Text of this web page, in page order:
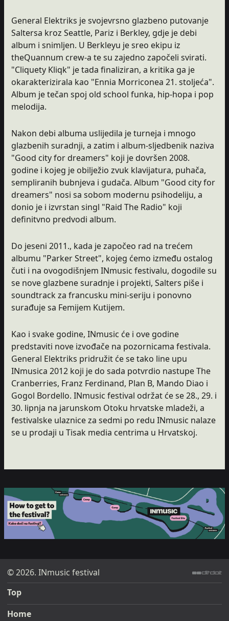
General Elektriks je svojevrsno glazbeno putovanje
Saltersa kroz Seattle, Pariz i Berkley, gdje je debi
album i snimljen. U Berkleyu je sreo ekipu iz
theQuannum crew-a te su zajedno započeli svirati.
"Cliquety Kliqk" je tada finaliziran, a kritika ga je
okarakterizirala kao "Ennia Morriconea 21. stoljeća".
Album je tečan spoj old school funka, hip-hopa i pop
melodija.
Nakon debi albuma uslijedila je turneja i mnogo
glazbenih suradnji, a zatim i album-sljedbenik naziva
"Good city for dreamers" koji je dovršen 2008.
godine i kojeg je obilježio zvuk klavijatura, puhača,
sempliranih bubnjeva i gudača. Album "Good city for
dreamers" nosi sa sobom modernu psihodeliju, a
donio je i izvrstan singl "Raid The Radio" koji
definitvno predvodi album.
Do jeseni 2011., kada je započeo rad na trećem
albumu "Parker Street", kojeg ćemo između ostalog
čuti i na ovogodišnjem INmusic festivalu, dogodile su
se nove glazbene suradnje i projekti, Salters piše i
soundtrack za francusku mini-seriju i ponovno
surađuje sa Femijem Kutijem.
Kao i svake godine, INmusic će i ove godine
predstaviti nove izvođače na pozornicama festivala.
General Elektriks pridružit će se tako line upu
INmusica 2012 koji je do sada potvrdio nastupe The
Cranberries, Franz Ferdinand, Plan B, Mando Diao i
Gogol Bordello. INmusic festival održat će se 28., 29. i
30. lipnja na jarunskom Otoku hrvatske mladeži, a
festivalske ulaznice za sedmi po redu INmusic nalaze
se u prodaji u Tisak media centrima u Hrvatskoj.
© 2026. INmusic festival
Top
Home
ditdot web design & development